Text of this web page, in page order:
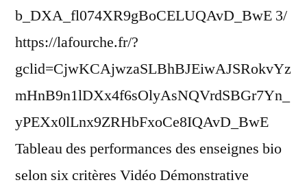
b_DXA_fl074XR9gBoCELUQAvD_BwE 3/
https://lafourche.fr/?
gclid=CjwKCAjwzaSLBhBJEiwAJSRokvYz
mHnB9n1lDXx4f6sOlyAsNQVrdSBGr7Yn_
yPEXx0lLnx9ZRHbFxoCe8IQAvD_BwE
Tableau des performances des enseignes bio
selon six critères Vidéo Démonstrative